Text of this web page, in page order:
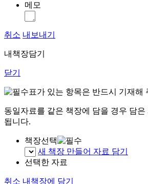
메모
취소 내보내기
내책장담기
닫기
표가 있는 항목은 반드시 기재해
동일자료를 같은 책장에 담을 경우 담
됩니다.
책장선택
새 책장 만들어 자료 담기
선택한 자료
취소 내책장에 담기